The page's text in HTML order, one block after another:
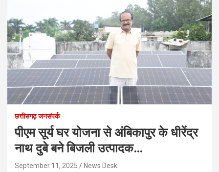
छत्तीसगढ़ जनसंपर्क
पीएम सूर्य घर योजना से अंबिकापुर के धीरेंद्र
नाथ दुबे बने बिजली उत्पादक…
September 11, 2025 News Desk